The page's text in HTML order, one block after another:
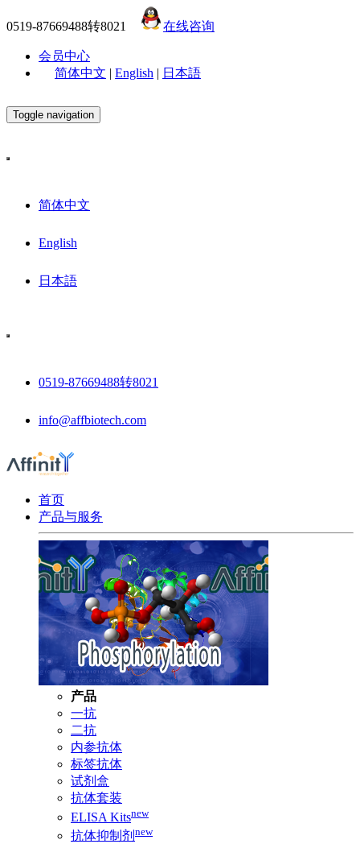
0519-87669488转8021 在线咨询
会员中心
简体中文 | English | 日本語
Toggle navigation
简体中文
English
日本語
0519-87669488转8021
info@affbiotech.com
首页
产品与服务
产品
一抗
二抗
内参抗体
标签抗体
试剂盒
抗体套装
ELISA Kitsnew
抗体抑制剂 new